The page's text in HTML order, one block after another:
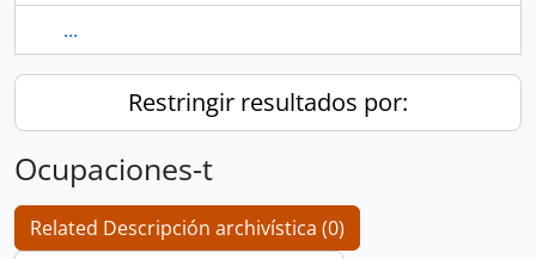
...
Restringir resultados por:
Ocupaciones-t
Related Descripción archivística (0)